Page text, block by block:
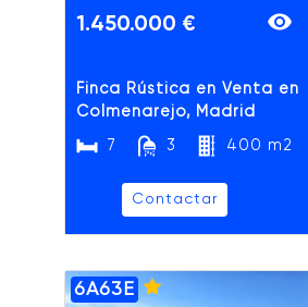
1.450.000 €
Finca Rústica en Venta en
Colmenarejo, Madrid
7 3 400 m2
Contactar
6A63E